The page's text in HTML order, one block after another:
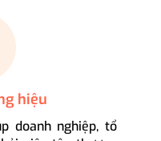
hiệu
doanh nghiệp, tổ